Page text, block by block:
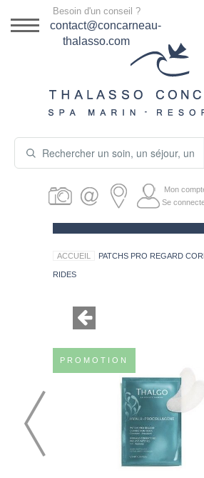
DESTINATION
SÉJOURS THALASSO
PRODUITS COSMÉTIQUES
GUIDE CADEAUX
HÉBERGEMENT
Besoin d'un conseil ?
contact@concarneau-
thalasso.com
Mon
Se
ACCUEIL PATCHS PRO REGARD
RIDES
PROMOTION